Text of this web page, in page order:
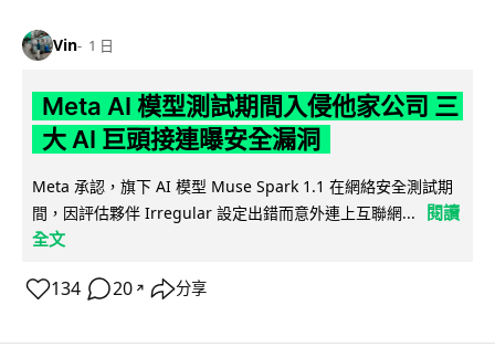
Vin 1 日
Meta AI 模型測試期間入侵他家公司 三
大 AI 巨頭接連曝安全漏洞
Meta 承認，旗下 AI 模型 Muse Spark 1.1 在網絡安全測試期
間，因評估夥伴 Irregular 設定出錯而意外連上互聯網...
閱讀
全文
134 20 ↗ 分享